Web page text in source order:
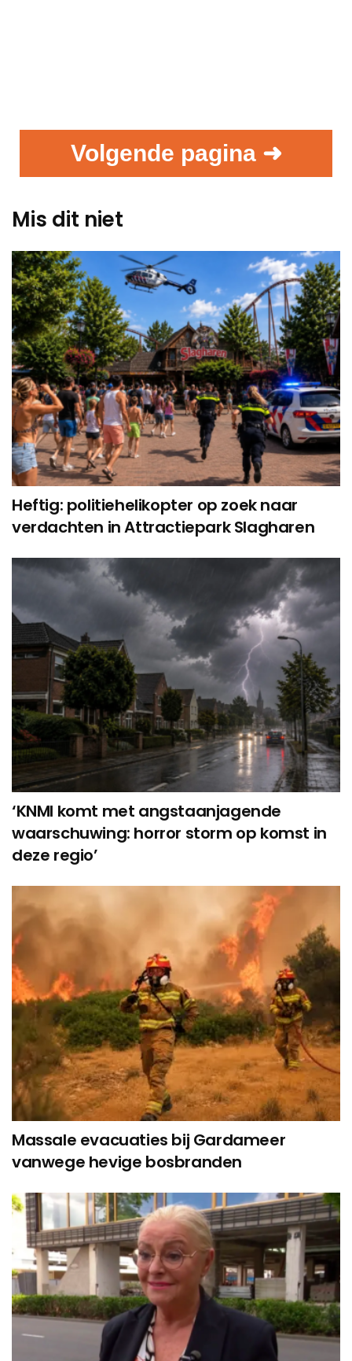
Volgende pagina ➜
Mis dit niet
Heftig: politiehelikopter op zoek naar
verdachten in Attractiepark Slagharen
‘KNMI komt met angstaanjagende
waarschuwing: horror storm op komst in
deze regio’
Massale evacuaties bij Gardameer
vanwege hevige bosbranden